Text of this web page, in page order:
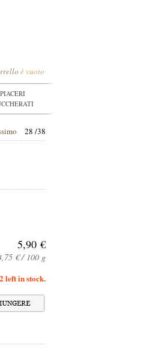
è vuoto
PIACERI
28 /38
5,90 €
€ / 100 g
left in stock.